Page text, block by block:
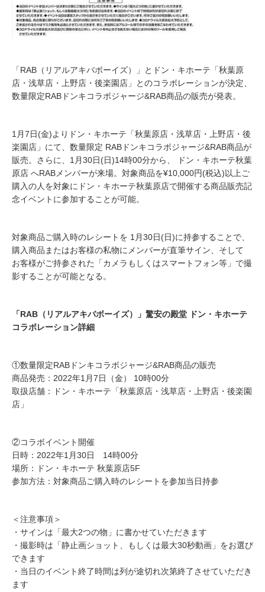
「RAB（リアルアキバボーイズ）」とドン・キホーテ「秋葉原
店・浅草店・上野店・後楽園店」とのコラボレーションが決定、
数量限定RABドンキコラボジャージ&RAB商品の販売が発表。
1月7日(金)よりドン・キホーテ「秋葉原店・浅草店・上野店・後
楽園店」にて、数量限定 RABドンキコラボジャージ&RAB商品が
販売。さらに、1月30日(日)14時00分から、 ドン・キホーテ秋葉
原店 へRABメンバーが来場。対象商品を¥10,000円(税込)以上ご
購入の人を対象にドン・キホーテ秋葉原店で開催する商品販売記
念イベントに参加することが可能。
対象商品ご購入時のレシートを 1月30日(日)に持参することで、
購入商品またはお客様の私物にメンバーが直筆サイン、そして
お客様がご持参された「カメラもしくはスマートフォン等」で撮
影することが可能となる。
「RAB（リアルアキバボーイズ）」驚安の殿堂 ドン・キホーテ
コラボレーション詳細
①数量限定RABドンキコラボジャージ&RAB商品の販売
商品発売：2022年1月7日（金） 10時00分
取扱店舗：ドン・キホーテ「秋葉原店・浅草店・上野店・後楽園
店」
②コラボイベント開催
日時：2022年1月30日 14時00分
場所：ドン・キホーテ 秋葉原店5F
参加方法：対象商品ご購入時のレシートを参加当日持参
＜注意事項＞
・サインは「最大2つの物」に書かせていただきます
・撮影時は「静止画ショット、もしくは最大30秒動画」をお選び
できます
・当日のイベント終了時間は列が途切れ次第終了させていただき
ます